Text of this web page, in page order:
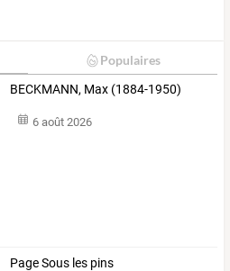
Populaires
BECKMANN, Max (1884-1950)
6 août 2026
Page Sous les pins